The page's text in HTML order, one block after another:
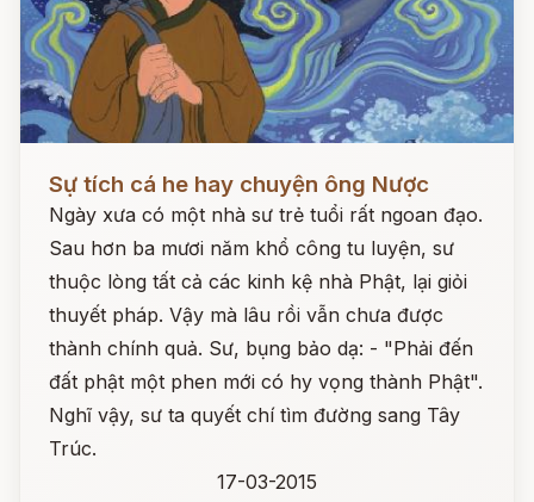
Sự tích cá he hay chuyện ông Nược
Ngày xưa có một nhà sư trẻ tuổi rất ngoan đạo.
Sau hơn ba mươi năm khổ công tu luyện, sư
thuộc lòng tất cả các kinh kệ nhà Phật, lại giỏi
thuyết pháp. Vậy mà lâu rồi vẫn chưa được
thành chính quả. Sư, bụng bảo dạ: - "Phải đến
đất phật một phen mới có hy vọng thành Phật".
Nghĩ vậy, sư ta quyết chí tìm đường sang Tây
Trúc.
17-03-2015